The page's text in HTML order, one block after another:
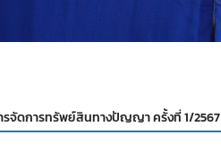
จัดการทรัพย์สินทางปัญญา ครั้งที่ 1/2567